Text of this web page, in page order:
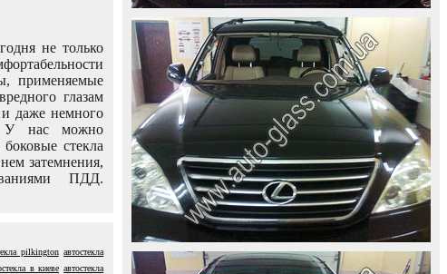
не только
применяемые
глазам
и даже немного
У нас можно
стекла
затемнения,
ПДД.
pilkington автостекла
в киеве автостекла